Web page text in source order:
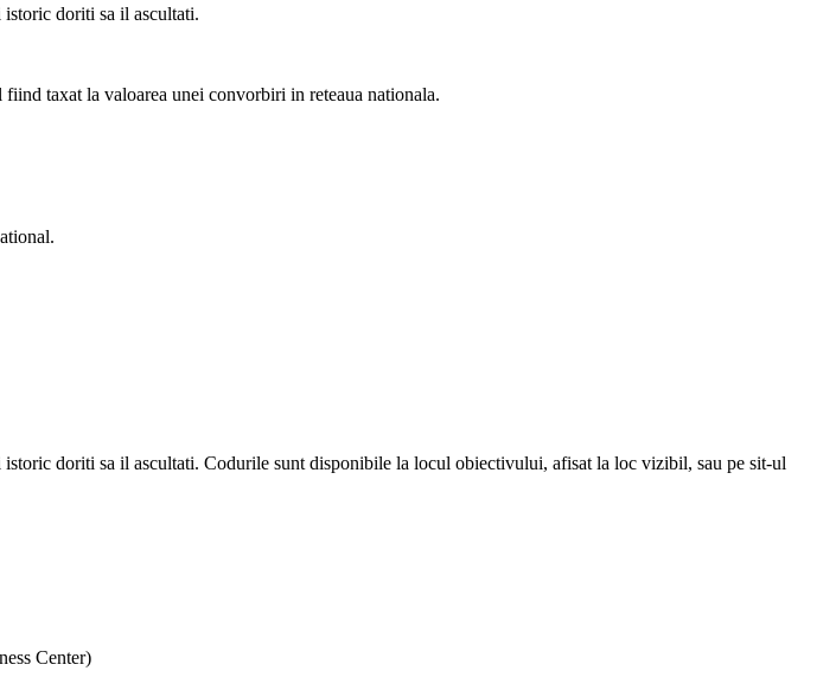
doriti sa il ascultati.
fiind taxat la valoarea unei convorbiri in reteaua nationala.
doriti sa il ascultati. Codurile sunt disponibile la locul obiectivului, afisat la loc vizibil, sau pe sit-ul
Center)